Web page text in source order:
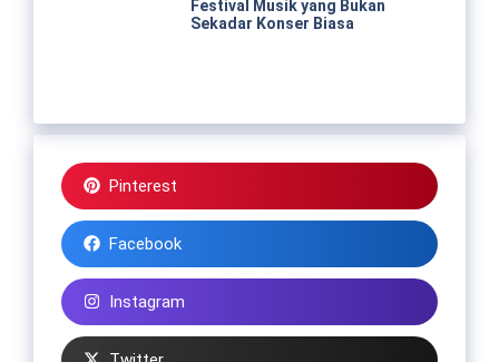
Festival Musik yang Bukan
Sekadar Konser Biasa
Pinterest
Facebook
Instagram